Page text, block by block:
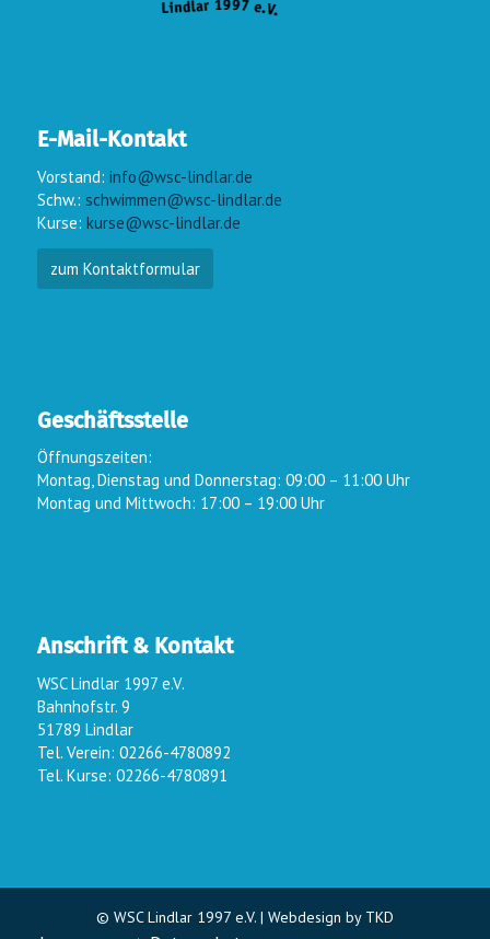
E-Mail-Kontakt
Vorstand: info@wsc-lindlar.de
Schw.: schwimmen@wsc-lindlar.de
Kurse: kurse@wsc-lindlar.de
zum Kontaktformular
Geschäftsstelle
Öffnungszeiten:
Montag, Dienstag und Donnerstag: 09:00 – 11:00 Uhr
Montag und Mittwoch: 17:00 – 19:00 Uhr
Anschrift & Kontakt
WSC Lindlar 1997 e.V.
Bahnhofstr. 9
51789 Lindlar
Tel. Verein: 02266-4780892
Tel. Kurse: 02266-4780891
© WSC Lindlar 1997 e.V. | Webdesign by TKD